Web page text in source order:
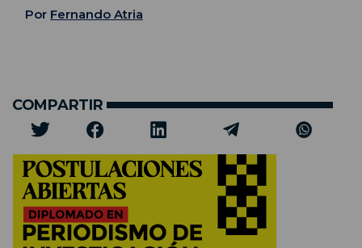
Por Fernando Atria
COMPARTIR